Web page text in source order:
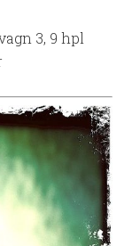
3, 9 hpl